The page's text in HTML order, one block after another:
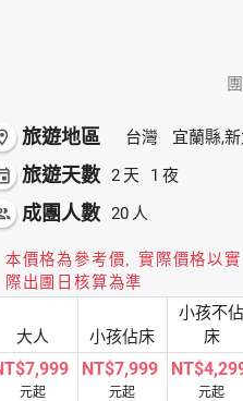
旅遊地區 台灣
宜蘭縣,
旅遊天數 2 天 1 夜
成團人數 20 人
本價格為參考價, 實際價格以實
際出團日核算為準
大人 小孩佔床
小孩不佔
床
元起
NT$7,999
元起 元起